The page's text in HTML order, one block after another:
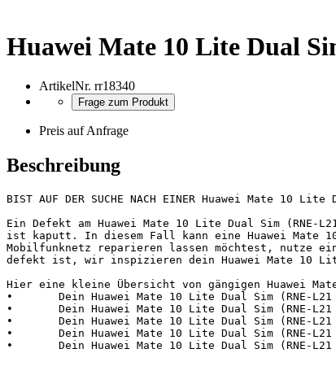
Huawei Mate 10 Lite Dual
ArtikelNr. rr18340
Frage zum Produkt
Preis auf Anfrage
Beschreibung
BIST AUF DER SUCHE NACH EINER Huawei Mate 10 Lite
Ein Defekt am Huawei Mate 10 Lite Dual Sim
ist kaputt. In diesem Fall kann eine Huawei Mate
Mobilfunknetz reparieren lassen möchtest, nutze
defekt ist, wir inspizieren dein Huawei Mate 10
Hier eine kleine Übersicht von gängigen Huawei
•	Dein Huawei Mate 10 Lite Dual Sim (RNE-L21 Mobilfunknetz funktioniert nicht oder ist kaputt
•	Dein Huawei Mate 10 Lite Dual Sim (RNE-L21 Empfang hat keinen Empfang oder funktioniert nicht
•	Dein Huawei Mate 10 Lite Dual Sim (RNE-L21 Netz ist kaputt und hat keine Funktion
•	Dein Huawei Mate 10 Lite Dual Sim (RNE-L21 Netzempfang ist defekt und ist kaputt
•	Dein Huawei Mate 10 Lite Dual Sim (RNE-L21 Mobilfunkempfang hat einen Fehler bzw. hat keinen Empfang